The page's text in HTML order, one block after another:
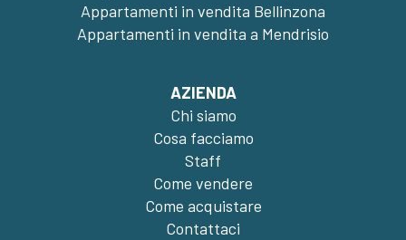
Appartamenti in vendita Bellinzona
Appartamenti in vendita a Mendrisio
AZIENDA
Chi siamo
Cosa facciamo
Staff
Come vendere
Come acquistare
Contattaci